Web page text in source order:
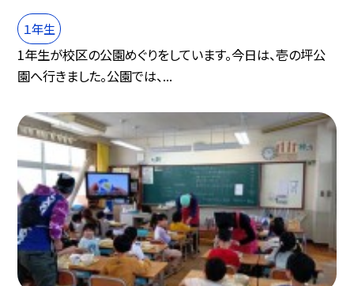
１年生
1年生が校区の公園めぐりをしています。今日は、壱の坪公
園へ行きました。公園では、...